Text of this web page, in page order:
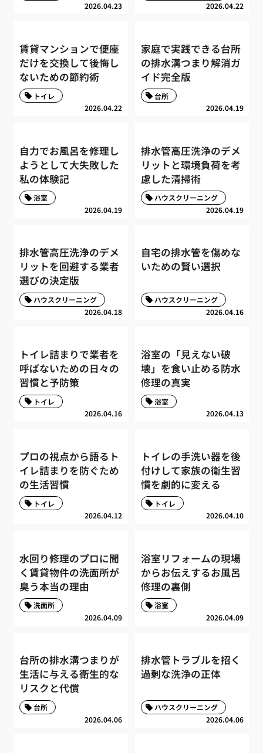
2026.04.23 2026.04.22
賃貸マンションで便座
だけを交換して後悔し
ないための節約術
2026.04.22
トイレ
家庭で実践できる台所
の排水溝つまり解消ガ
イド完全版
2026.04.19
台所
自力でお風呂を修理し
ようとして大失敗した
私の体験記
2026.04.19
浴室
排水管高圧洗浄のデメ
リットと環境負荷を考
慮した清掃術
2026.04.19
ハウスクリーニング
排水管高圧洗浄のデメ
リットを回避する業者
選びの決定版
2026.04.18
ハウスクリーニング
自宅の排水管を傷めな
いための賢い選択
2026.04.16
ハウスクリーニング
トイレ詰まりで業者を
呼ばないための日々の
習慣と予防策
2026.04.16
トイレ
浴室の「見えない破
壊」を食い止める防水
修理の真実
2026.04.13
浴室
プロの視点から語るト
イレ詰まりを防ぐため
の生活習慣
2026.04.12
トイレ
トイレの手洗い器を後
付けして家族の衛生習
慣を劇的に変える
2026.04.10
トイレ
水回り修理のプロに聞
く賃貸物件の洗面所が
臭う本当の理由
2026.04.09
洗面所
浴室リフォームの現場
からお伝えするお風呂
修理の裏側
2026.04.09
浴室
台所の排水溝つまりが
生活に与える衛生的な
リスクと代償
2026.04.06
台所
排水管トラブルを招く
過剰な洗浄の正体
2026.04.06
ハウスクリーニング